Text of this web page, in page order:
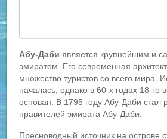
Абу-Даби является крупнейшим и
эмиратом. Его современная
множество туристов со всего мира.
началась, однако в 60-х годах 18-го
основан. В 1795 году Абу-Даби стал
правителей эмирата Абу-Даби.
Пресноводный источник на острове